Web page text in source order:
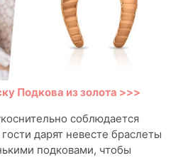
Подкова из золота >>>
соблюдается
дарят невесте браслеты
подковами, чтобы